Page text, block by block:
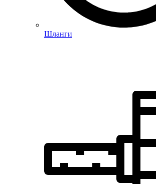
Шланги